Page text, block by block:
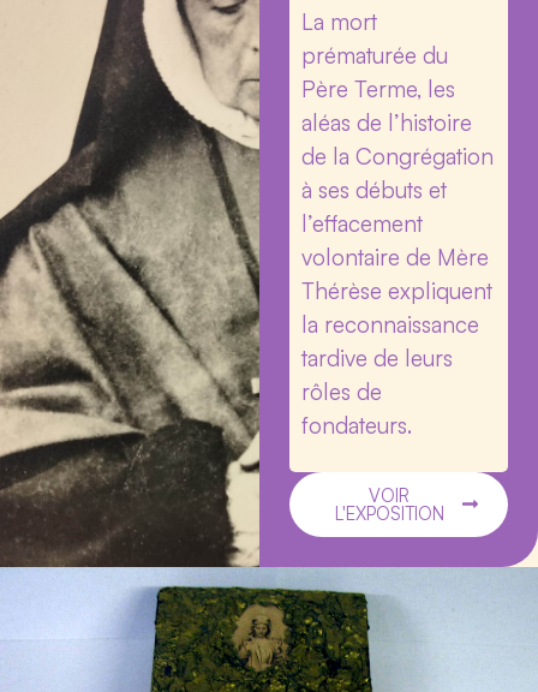
La mort
prématurée du
Père Terme, les
aléas de l’histoire
de la Congrégation
à ses débuts et
l’effacement
volontaire de Mère
Thérèse expliquent
la reconnaissance
tardive de leurs
rôles de
fondateurs.
VOIR
L'EXPOSITION